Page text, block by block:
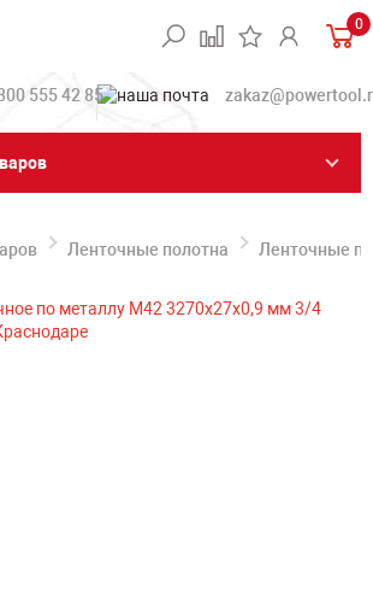
0
555 42 85
Ленточные полотна Ленточные